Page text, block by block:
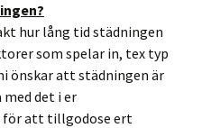
hur lång tid städningen
som spelar in, tex typ
önskar att städningen är
med det i er
för att tillgodose ert